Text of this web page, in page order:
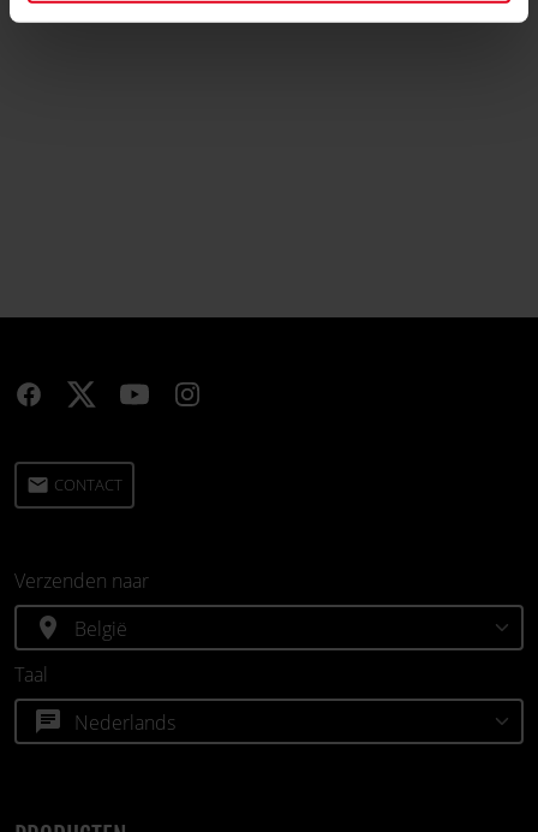
email CONTACT
Verzenden naar
location_on
Taal
chat